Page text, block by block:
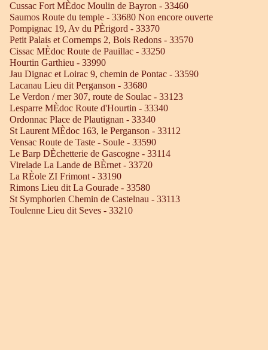
Cussac Fort MÈdoc Moulin de Bayron - 33460
Saumos Route du temple - 33680 Non encore ouverte
Pompignac 19, Av du PÈrigord - 33370
Petit Palais et Cornemps 2, Bois Redons - 33570
Cissac MÈdoc Route de Pauillac - 33250
Hourtin Garthieu - 33990
Jau Dignac et Loirac 9, chemin de Pontac - 33590
Lacanau Lieu dit Perganson - 33680
Le Verdon / mer 307, route de Soulac - 33123
Lesparre MÈdoc Route d'Hourtin - 33340
Ordonnac Place de Plautignan - 33340
St Laurent MÈdoc 163, le Perganson - 33112
Vensac Route de Taste - Soule - 33590
Le Barp DÈchetterie de Gascogne - 33114
Virelade La Lande de BÈrnet - 33720
La RÈole ZI Frimont - 33190
Rimons Lieu dit La Gourade - 33580
St Symphorien Chemin de Castelnau - 33113
Toulenne Lieu dit Seves - 33210